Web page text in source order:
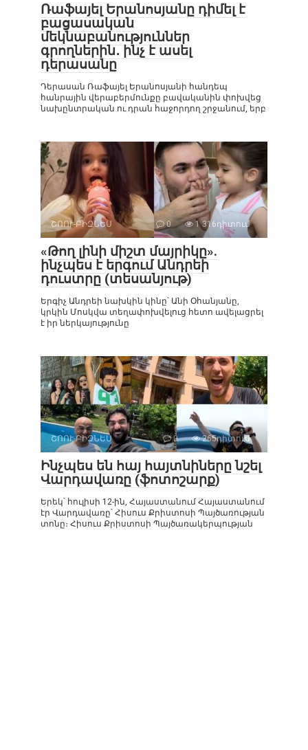
Ռաֆայել Երանոսյանը դիմել է
բացասական
մեկնաբանություններ
գրողներին․ ինչ է ասել
դերասանը
Դերասան Ռաֆայել Երանոսյանի հանդեպ
հանրային վերաբերմունքը բավականին փոխվեց
նախընտրական ու դրան հաջորդող շրջանում, երբ
ՇՈՈՒ-ԲԻԶՆԵՍ 0 1 316դիտում
«Թող լինի միշտ մայրիկը».
ինչպես է երգում Անդրեի
դուստրը (տեսանյութ)
Երգիչ Անդրեի նախկին կինը՝ Անի Օհանյանը,
կրկին Մոսկվա տեղափոխվելուց հետո ավելացրել
է իր ներկայությունը
ՇՈՈՒ-ԲԻԶՆԵՍ 0 265դիտում
Ինչպես են հայ հայտնիները նշել
Վարդավառը (ֆոտոշարք)
Երեկ՝ հուլիսի 12-ին, Հայաստանում Հայաստանում
էր Վարդավառը՝ Հիսուս Քրիստոսի Պայծառության
տոնը։ Հիսուս Քրիստոսի Պայծառակերպության